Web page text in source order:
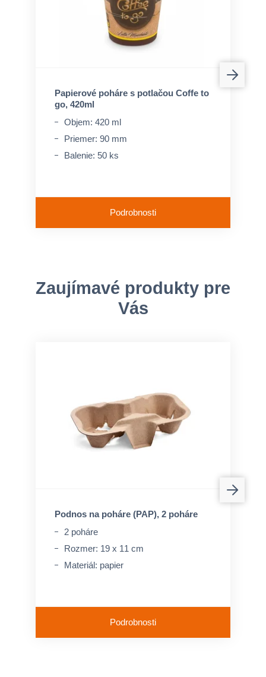
Papierové poháre s potlačou Coffe to
go, 420ml
Objem: 420 ml
Priemer: 90 mm
Balenie: 50 ks
Podrobnosti
Zaujímavé produkty pre
Vás
Podnos na poháre (PAP), 2 poháre
2 poháre
Rozmer: 19 x 11 cm
Materiál: papier
Podrobnosti